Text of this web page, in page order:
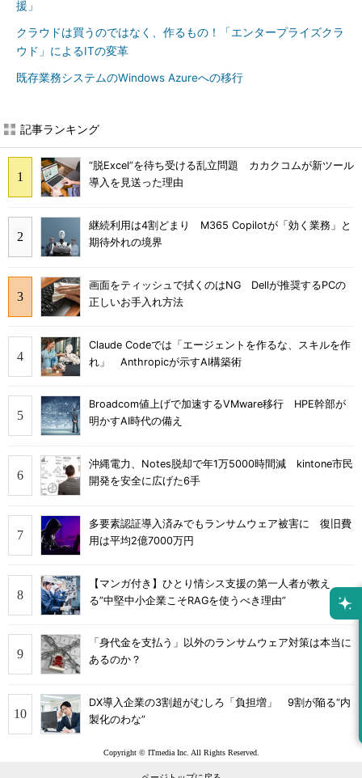
援」
クラウドは買うのではなく、作るもの！「エンタープライズクラ
ウド」によるITの変革
既存業務システムのWindows Azureへの移行
記事ランキング
“脱Excel”を待ち受ける乱立問題 カカクコムが新ツール
導入を見送った理由
継続利用は4割どまり M365 Copilotが「効く業務」と
期待外れの境界
画面をティッシュで拭くのはNG Dellが推奨するPCの
正しいお手入れ方法
Claude Codeでは「エージェントを作るな、スキルを作
れ」 Anthropicが示すAI構築術
Broadcom値上げで加速するVMware移行 HPE幹部が
明かすAI時代の備え
沖縄電力、Notes脱却で年1万5000時間減 kintone市民
開発を安全に広げた6手
多要素認証導入済みでもランサムウェア被害に 復旧費
用は平均2億7000万円
【マンガ付き】ひとり情シス支援の第一人者が教え
る”中堅中小企業こそRAGを使うべき理由”
「身代金を支払う」以外のランサムウェア対策は本当に
あるのか？
DX導入企業の3割超がむしろ「負担増」 9割が陥る“内
製化のわな”
Copyright © ITmedia Inc. All Rights Reserved.